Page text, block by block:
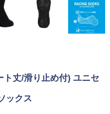
ト丈/滑り止め付) ユニセ
ックス